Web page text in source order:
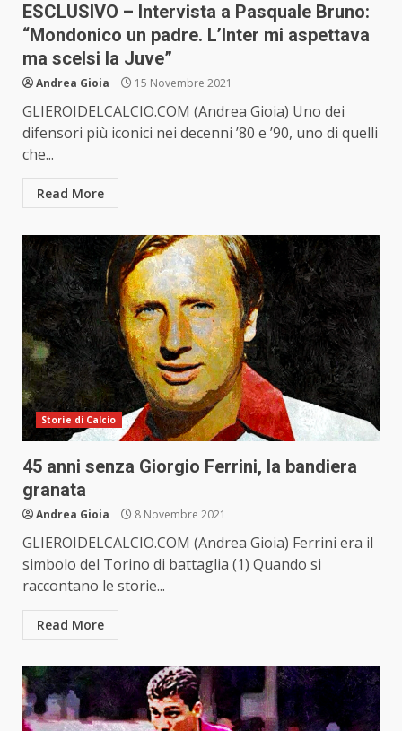
ESCLUSIVO – Intervista a Pasquale Bruno:
“Mondonico un padre. L’Inter mi aspettava
ma scelsi la Juve”
Andrea Gioia 15 Novembre 2021
GLIEROIDELCALCIO.COM (Andrea Gioia) Uno dei
difensori più iconici nei decenni ’80 e ’90, uno di quelli
che...
Read More
Storie di Calcio
45 anni senza Giorgio Ferrini, la bandiera
granata
Andrea Gioia 8 Novembre 2021
GLIEROIDELCALCIO.COM (Andrea Gioia) Ferrini era il
simbolo del Torino di battaglia (1) Quando si
raccontano le storie...
Read More